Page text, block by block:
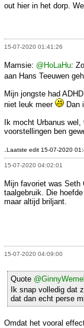
out hier in het dorp.
15-07-2020 01:41:26
Mamsie: @HoLaHu:
aan Hans Teeuwen
Mijn jongste had
niet leuk meer
Dan
Ik mocht Urbanus
voorstellingen ben
.Laatste edit 15-07-2020
15-07-2020 04:02:01
Mijn favoriet was Seth
taalgebruik. Die
maar altijd briljant.
15-07-2020 04:09:00
Quote @GinnyWemel
Ik snap volledig dat
dat dan echt perse
Omdat het vooral